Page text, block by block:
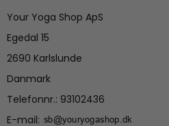
Your Yoga Shop ApS
Egedal 15
2690 Karlslunde
Danmark
Telefonnr.: 93102436
E-mail: